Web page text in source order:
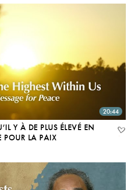
20:44
Y À DE PLUS ÉLEVÉ EN
LA PAIX